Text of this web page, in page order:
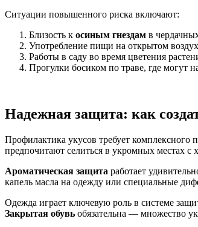
Ситуации повышенного риска включают:
Близость к осиным гнездам в
Употребление пищи на открытом
Работы в саду во время цветения
Прогулки босиком по траве, где могут
Надежная защита: как
Профилактика укусов требует комплексного
предпочитают селиться в укромных местах с
Ароматическая защита работает
капель масла на одежду или специальные
Одежда играет ключевую роль в системе
Закрытая обувь обязательна — множество